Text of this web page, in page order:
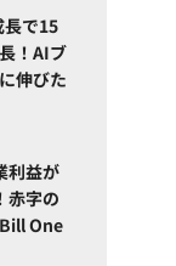
で15
！AIブ
伸びた
利益が
赤字の
One